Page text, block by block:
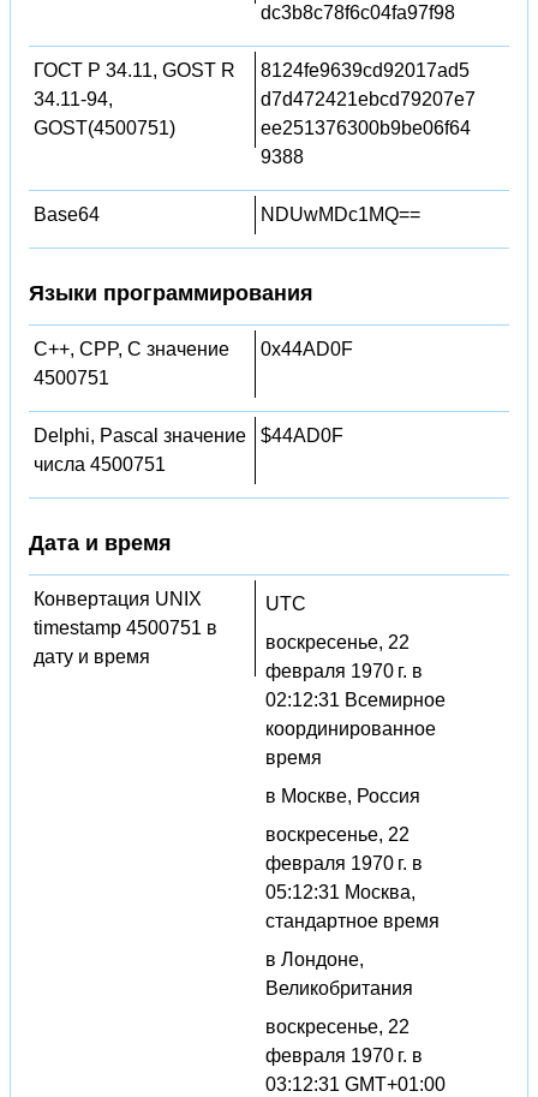
dc3b8c78f6c04fa97f98
ГОСТ Р 34.11, GOST R
34.11-94,
GOST(4500751)
8124fe9639cd92017ad5
d7d472421ebcd79207e7
ee251376300b9be06f64
9388
Base64 NDUwMDc1MQ==
Языки программирования
C++, CPP, C значение
4500751
0x44AD0F
Delphi, Pascal значение
числа 4500751
$44AD0F
Дата и время
Конвертация UNIX
timestamp 4500751 в
дату и время
UTC
воскресенье, 22
февраля 1970 г. в
02:12:31 Всемирное
координированное
время
в Москве, Россия
воскресенье, 22
февраля 1970 г. в
05:12:31 Москва,
стандартное время
в Лондоне,
Великобритания
воскресенье, 22
февраля 1970 г. в
03:12:31 GMT+01:00